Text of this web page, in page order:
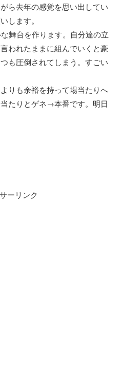
ら去年の感覚を思い出してい
します。
舞台を作ります。自分達の立
われたままに組んでいくと豪
も圧倒されてしまう。すごい
りも余裕を持って場当たりへ
たりとゲネ→本番です。明日
ーリンク